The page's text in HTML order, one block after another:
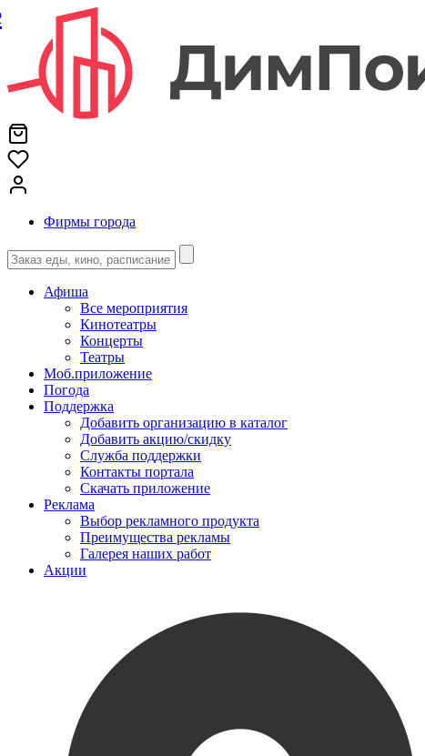
Фирмы города
Афиша
Все мероприятия
Кинотеатры
Концерты
Театры
Моб.приложение
Погода
Поддержка
Добавить организацию в каталог
Добавить акцию/скидку
Служба поддержки
Контакты портала
Скачать приложение
Реклама
Выбор рекламного продукта
Преимущества рекламы
Галерея наших работ
Акции